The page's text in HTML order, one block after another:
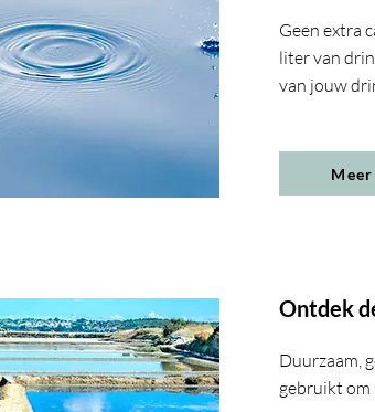
Geen extra
liter van
van jouw
Ontdek
Duurzaam,
gebruikt om